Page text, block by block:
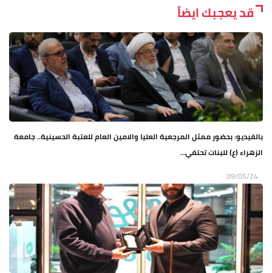
قد يعجبك ايضاً
بالفيديو: بحضور ممثل المرجعية العليا والامين العام للعتبة الحسينية.. جامعة
الزهراء (ع) للبنات تحتفي...
09/05/24